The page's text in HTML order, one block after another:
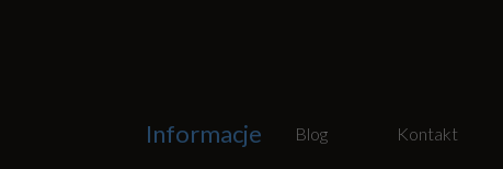
Informacje Blog Kontakt